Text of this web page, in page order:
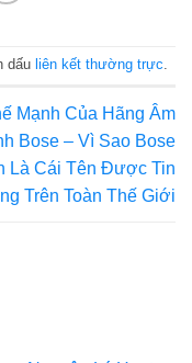
dấu liên kết thường trực.
Mạnh Của Hãng Âm
Bose – Vì Sao Bose
Là Cái Tên Được Tin
Trên Toàn Thế Giới